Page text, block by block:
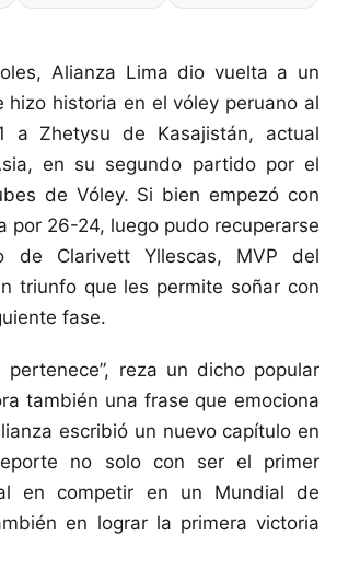
Alianza Lima dio vuelta a un
hizo historia en el vóley peruano al
a Zhetysu de Kasajistán, actual
en su segundo partido por el
de Vóley. Si bien empezó con
por 26-24, luego pudo recuperarse
Clarivett Yllescas, MVP del
triunfo que les permite soñar con
fase.
pertenece”, reza un dicho popular
también una frase que emociona
escribió un nuevo capítulo en
no solo con ser el primer
en competir en un Mundial de
en lograr la primera victoria